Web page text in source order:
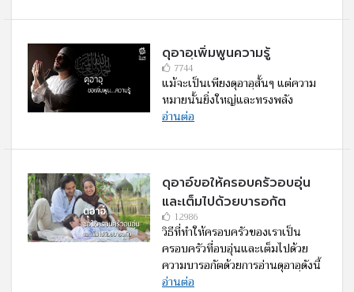
ดุอาอฺเพิ่มพูนความรู้
7744
แม้จะเป็นเพียงดุอาอฺสั้นๆ แต่ความ
หมายนั้นยิ่งใหญ่และทรงพลัง
อ่านต่อ
ดุอาอ์ขอให้ครอบครัวอบอุ่น
และเต็มไปด้วยบารอกัต
12986
วิธีที่ทำให้ครอบครัวของเราเป็น
ครอบครัวที่อบอุ่นและเต็มไปด้วย
ความบารอกัตด้วยการอ่านดุอาอฺดังนี้
อ่านต่อ